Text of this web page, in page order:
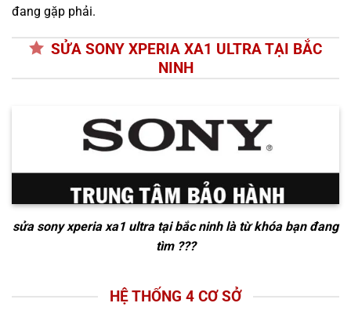
đang gặp phải.
SỬA SONY XPERIA XA1 ULTRA TẠI BẮC
NINH
sửa sony xperia xa1 ultra tại bắc ninhlà từ khóa bạn đang
tìm ???
HỆ THỐNG 4 CƠ SỞ